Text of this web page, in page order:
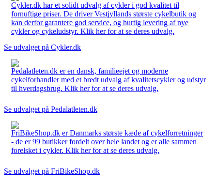
Cykler.dk har et solidt udvalg af cykler i god kvalitet til
fornuftige priser. De driver Vestjyllands største cykelbutik og
kan derfor garantere god service, og hurtig levering af nye
cykler og cykeludstyr. Klik her for at se deres udvalg.
Se udvalget på Cykler.dk
Pedalatleten.dk er en dansk, familieejet og moderne
cykelforhandler med et bredt udvalg af kvalitetscykler og udstyr
til hverdagsbrug. Klik her for at se deres udvalg.
Se udvalget på Pedalatleten.dk
FriBikeShop.dk er Danmarks største kæde af cykelforretninger
- de er 99 butikker fordelt over hele landet og er alle sammen
forelsket i cykler. Klik her for at se deres udvalg.
Se udvalget på FriBikeShop.dk